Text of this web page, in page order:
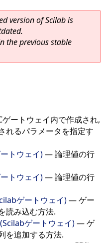
version of Scilab is
the previous stable
ゲートウェイ内で作成され,
れるパラメータを指定す
トウェイ)—論理値の行
トウェイ)—論理値の行
ゲートウェイ)—ゲー
読み込む方法.
ゲートウェイ)—ゲ
を追加する方法.